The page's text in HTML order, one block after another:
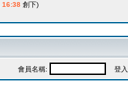
16:38 創下)
會員名稱: 登入